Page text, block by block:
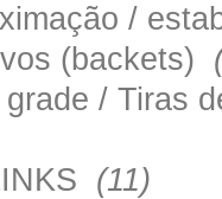
/
(backets)
grade / Tiras
(11)